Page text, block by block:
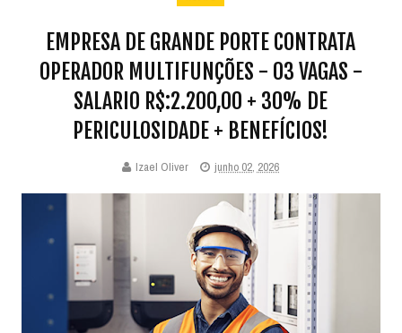
EMPRESA DE GRANDE PORTE CONTRATA
OPERADOR MULTIFUNÇÕES - 03 VAGAS -
SALARIO R$:2.200,00 + 30% DE
PERICULOSIDADE + BENEFÍCIOS!
Izael Oliver junho 02, 2026